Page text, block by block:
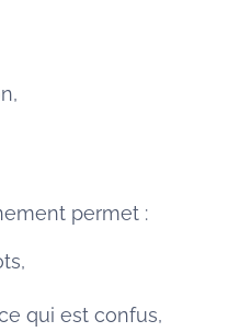
permet :
qui est confus,